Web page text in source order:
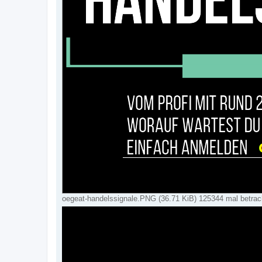
oegeat-handelssignale.PNG (36.71 KiB) 125344 mal